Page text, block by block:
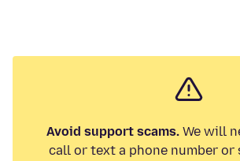
Avoid support scams. We will
call or text a phone number or